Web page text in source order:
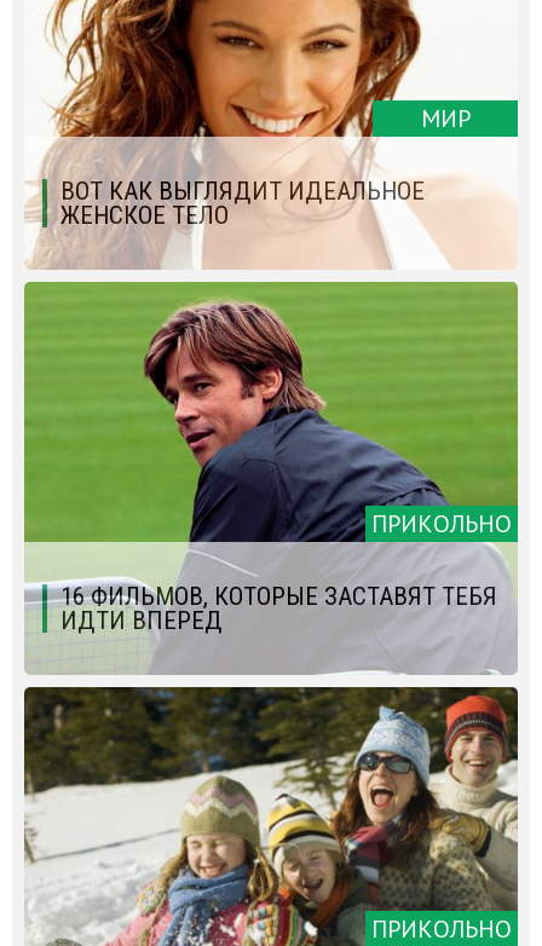
МИР
ВОТ КАК ВЫГЛЯДИТ ИДЕАЛЬНОЕ
ЖЕНСКОЕ ТЕЛО
ПРИКОЛЬНО
16 ФИЛЬМОВ, КОТОРЫЕ ЗАСТАВЯТ ТЕБЯ
ИДТИ ВПЕРЕД
ПРИКОЛЬНО